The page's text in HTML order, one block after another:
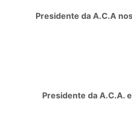
Presidente da A.C.A
Presidente da A.C.A.